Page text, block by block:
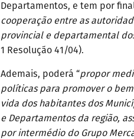
Departamentos, e tem por
cooperação entre as
provincial e departamental
1 Resolução 41/04).
Ademais, poderá “propor
políticas para promover o
vida dos habitantes dos
e Departamentos da região,
por intermédio do Grupo